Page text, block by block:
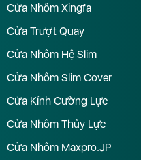
Cửa Nhôm Xingfa
Cửa Trượt Quay
Cửa Nhôm Hệ Slim
Cửa Nhôm Slim Cover
Cửa Kính Cường Lực
Cửa Nhôm Thủy Lực
Cửa Nhôm Maxpro.JP